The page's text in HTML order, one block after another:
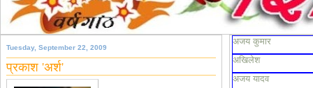
Tuesday, September 22, 2009
प्रकाश 'अर्श'
अजय कुमार
अखिलेश
अजय यादव